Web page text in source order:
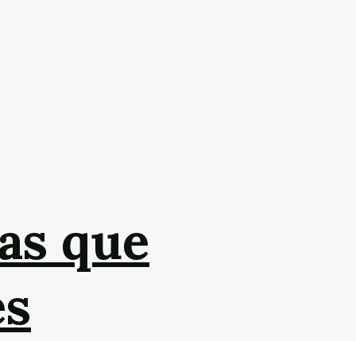
que